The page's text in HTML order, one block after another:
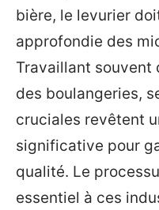
bière, le levurier
approfondie des
Travaillant souvent
des boulangeries,
cruciales revêtent
significative pour
qualité. Le
essentiel à ces